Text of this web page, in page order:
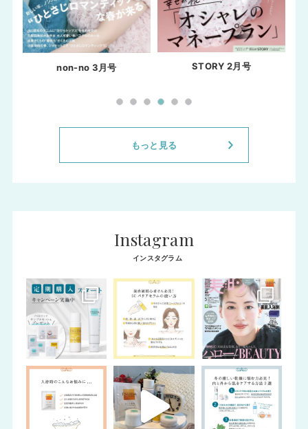
non-no 3月号 STORY 2月号
もっと見る
Instagram
インスタグラム